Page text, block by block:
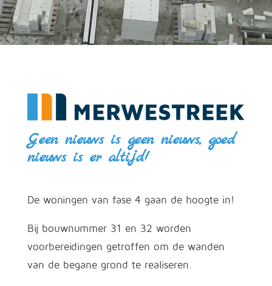
Geen nieuws is geen nieuws, goed
nieuws is er altijd!
De woningen van fase 4 gaan de hoogte in!
Bij bouwnummer 31 en 32 worden
voorbereidingen getroffen om de wanden
van de begane grond te realiseren.